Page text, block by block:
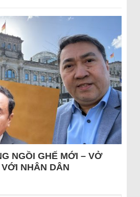
NGỒI GHẾ MỚI – VỞ
NHÂN DÂN